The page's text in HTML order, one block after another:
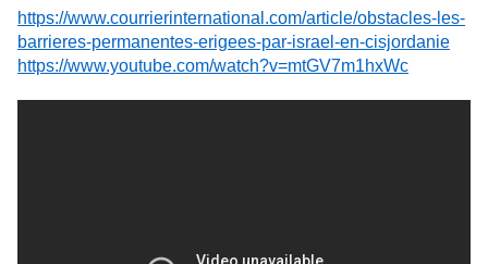
https://www.courrierinternational.com/article/obstacles-les-
barrieres-permanentes-erigees-par-israel-en-cisjordanie
https://www.youtube.com/watch?v=mtGV7m1hxWc